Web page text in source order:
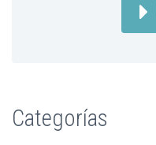
Categorías